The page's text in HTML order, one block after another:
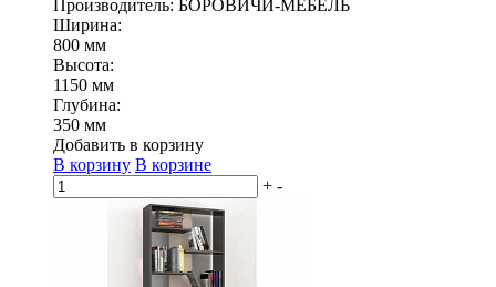
Производитель: БОРОВИЧИ-МЕБЕЛЬ
Ширина:
800 мм
Высота:
1150 мм
Глубина:
350 мм
Добавить в корзину
В корзину В корзине
+ -